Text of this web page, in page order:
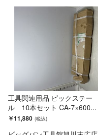
工具関連用品 ピックステー
ル 10本セット CA-7×600...
￥11,880